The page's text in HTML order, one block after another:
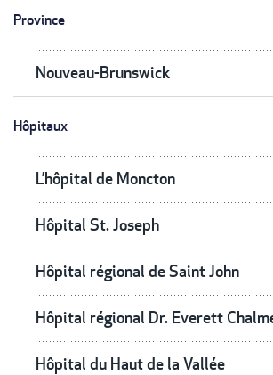
Province
Nouveau-Brunswick
Hôpitaux
L’hôpital de Moncton
Hôpital St. Joseph
Hôpital régional de Saint John
Hôpital régional Dr. Everett
Hôpital du Haut de la Vallée